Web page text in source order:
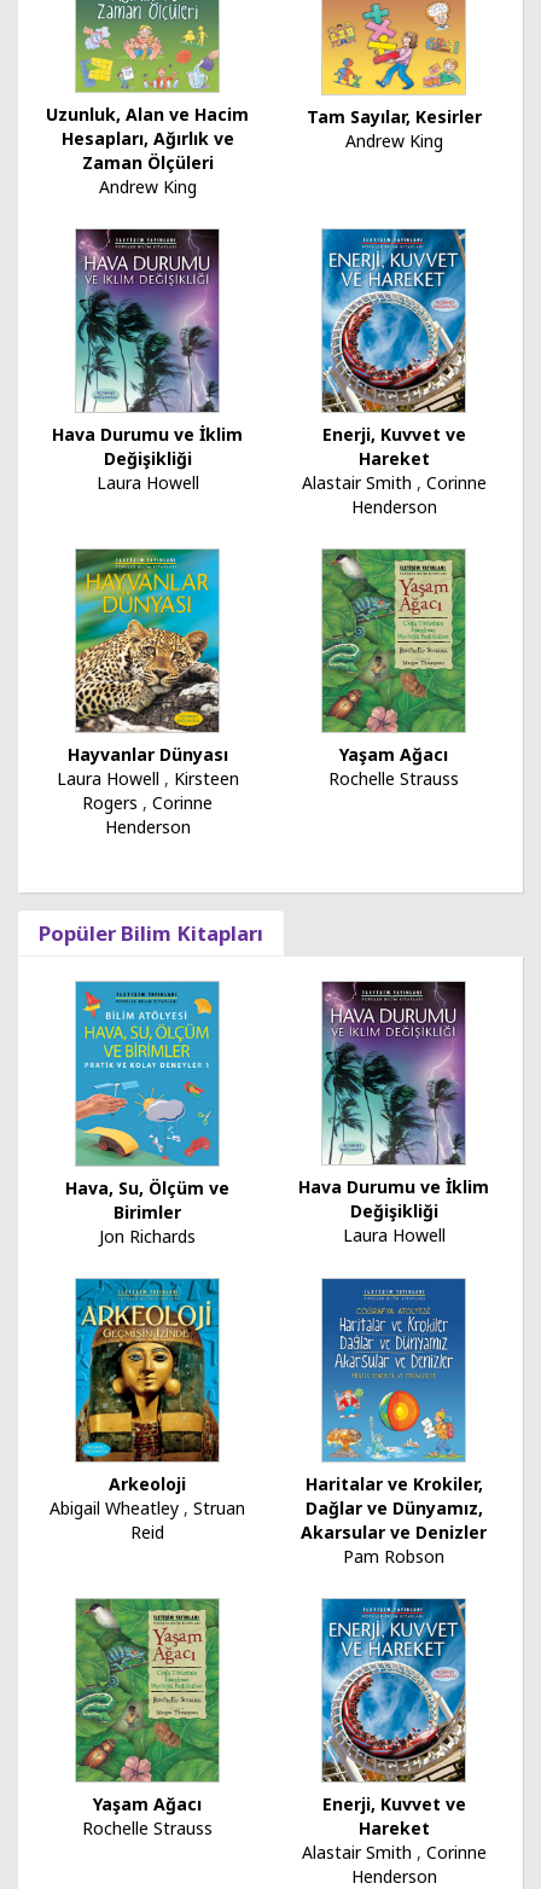
Uzunluk, Alan ve Hacim
Hesapları, Ağırlık ve
Zaman Ölçüleri
Andrew King
Tam Sayılar, Kesirler
Andrew King
Hava Durumu ve İklim
Değişikliği
Laura Howell
Enerji, Kuvvet ve
Hareket
Alastair Smith , Corinne
Henderson
Hayvanlar Dünyası
Laura Howell , Kirsteen
Rogers , Corinne
Henderson
Yaşam Ağacı
Rochelle Strauss
Popüler Bilim Kitapları
Hava, Su, Ölçüm ve
Birimler
Jon Richards
Hava Durumu ve İklim
Değişikliği
Laura Howell
Arkeoloji
Abigail Wheatley , Struan
Reid
Haritalar ve Krokiler,
Dağlar ve Dünyamız,
Akarsular ve Denizler
Pam Robson
Yaşam Ağacı
Rochelle Strauss
Enerji, Kuvvet ve
Hareket
Alastair Smith , Corinne
Henderson